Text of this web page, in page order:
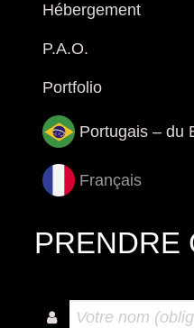
Hébergement
P.A.O.
Portfolio
Portugais – du
Français
PRENDRE